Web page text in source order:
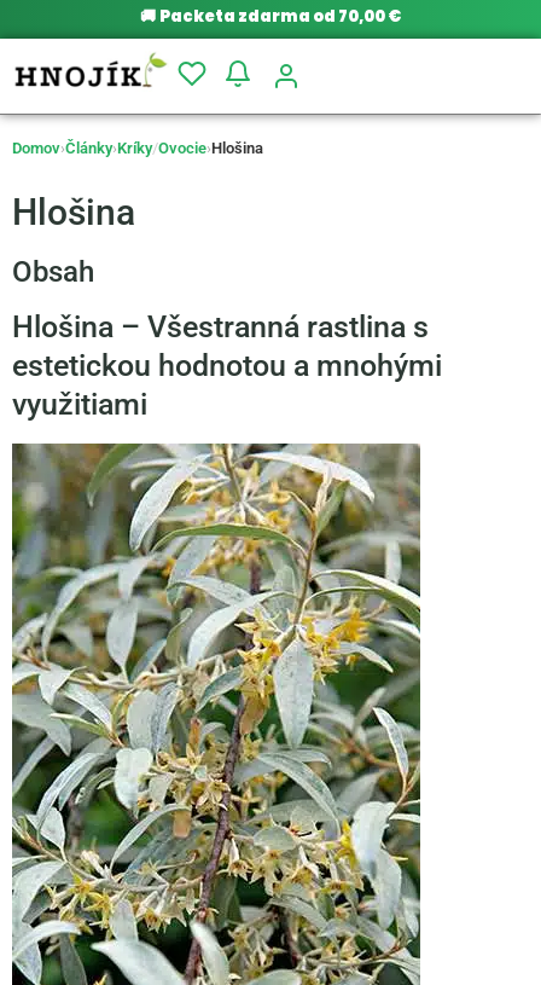
🚚 Packeta zdarma od 70,00 €
Domov›Články›Kríky/Ovocie›Hlošina
Hlošina
Obsah
Hlošina – Všestranná rastlina s
estetickou hodnotou a mnohými
využitiami